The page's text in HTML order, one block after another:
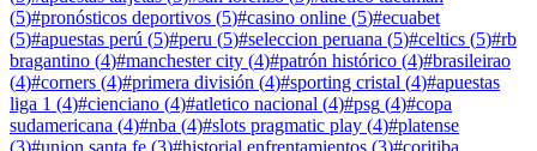
(5)#pronósticos deportivos (5)#casino online (5)#ecuabet
(5)#apuestas perú (5)#peru (5)#seleccion peruana (5)#celtics (5)#rb
bragantino (4)#manchester city (4)#patrón histórico (4)#brasileirao
(4)#corners (4)#primera división (4)#sporting cristal (4)#apuestas
liga 1 (4)#cienciano (4)#atletico nacional (4)#psg (4)#copa
sudamericana (4)#nba (4)#slots pragmatic play (4)#platense
(3)#union santa fe (3)#historial enfrentamientos (3)#coritiba